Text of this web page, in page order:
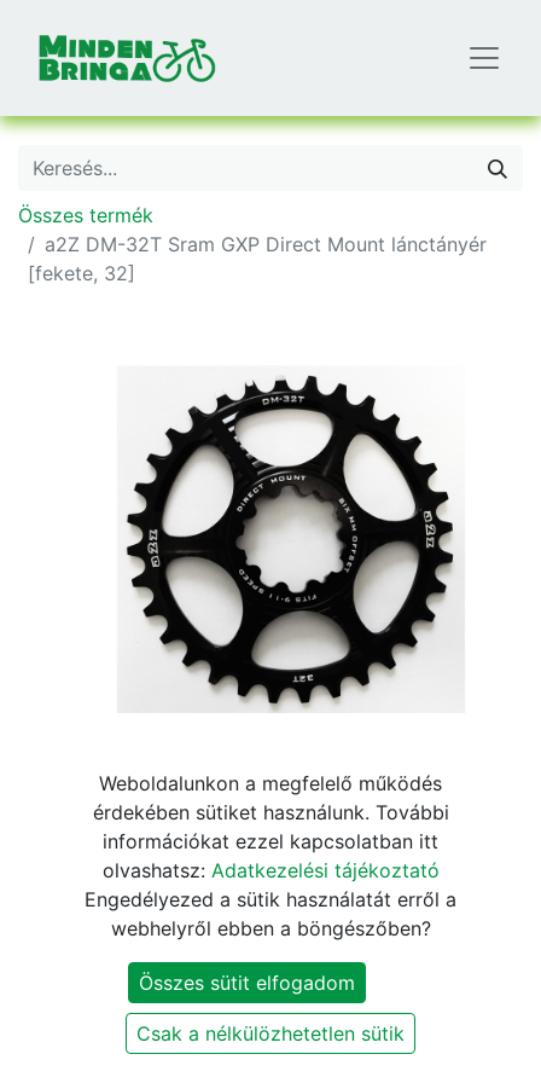
Összes termék
a2Z DM-32T Sram GXP Direct Mount lánctányér
[fekete, 32]
a2Z DM-32T Sram GXP Direct
Mount lánctányér [fekete, 32]
17.840Ft 20.990Ft
Jelenleg nem elérhető
Értesítést kérek, ha újra elérhető
Weboldalunkon a megfelelő működés
érdekében sütiket használunk. További
információkat ezzel kapcsolatban itt
olvashatsz: Adatkezelési tájékoztató
Engedélyezed a sütik használatát erről a
webhelyről ebben a böngészőben?
Összes sütit elfogadom
Csak a nélkülözhetetlen sütik